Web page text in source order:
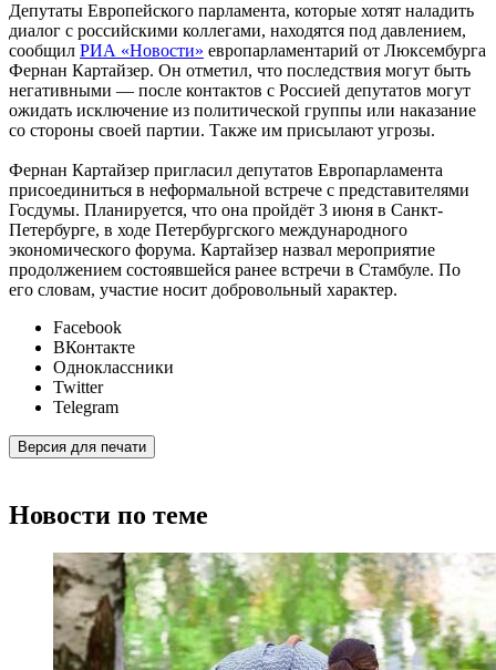
Депутаты Европейского парламента, которые хотят наладить
диалог с российскими коллегами, находятся под давлением,
сообщил РИА «Новости» европарламентарий от Люксембурга
Фернан Картайзер. Он отметил, что последствия могут быть
негативными — после контактов с Россией депутатов могут
ожидать исключение из политической группы или наказание
со стороны своей партии. Также им присылают угрозы.
Фернан Картайзер пригласил депутатов Европарламента
присоединиться в неформальной встрече с представителями
Госдумы. Планируется, что она пройдёт 3 июня в Санкт-
Петербурге, в ходе Петербургского международного
экономического форума. Картайзер назвал мероприятие
продолжением состоявшейся ранее встречи в Стамбуле. По
его словам, участие носит добровольный характер.
Facebook
ВКонтакте
Одноклассники
Twitter
Telegram
Версия для печати
Новости по теме